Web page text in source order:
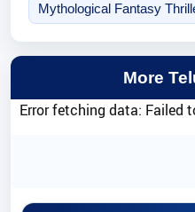
Mythological Fantasy
More
Error fetching data: Failed